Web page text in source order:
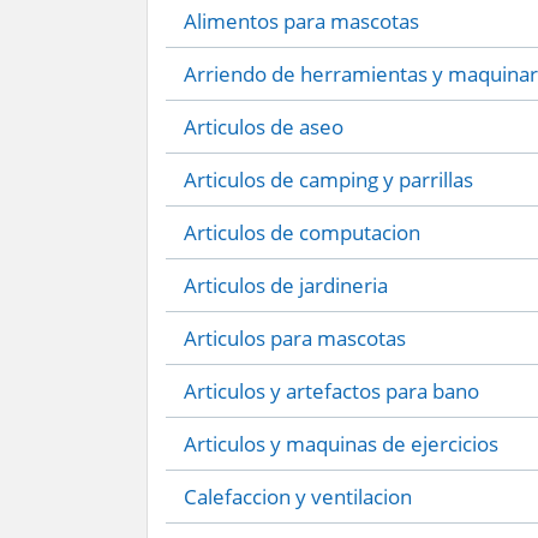
Alimentos para mascotas
Arriendo de herramientas y
Articulos de aseo
Articulos de camping y parrillas
Articulos de computacion
Articulos de jardineria
Articulos para mascotas
Articulos y artefactos para bano
Articulos y maquinas de ejercicios
Calefaccion y ventilacion